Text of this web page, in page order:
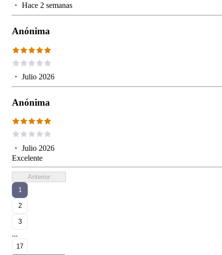
・ Hace 2 semanas
Anónima
・ Julio 2026
Anónima
・ Julio 2026
Excelente
Anterior
1
2
3
...
17